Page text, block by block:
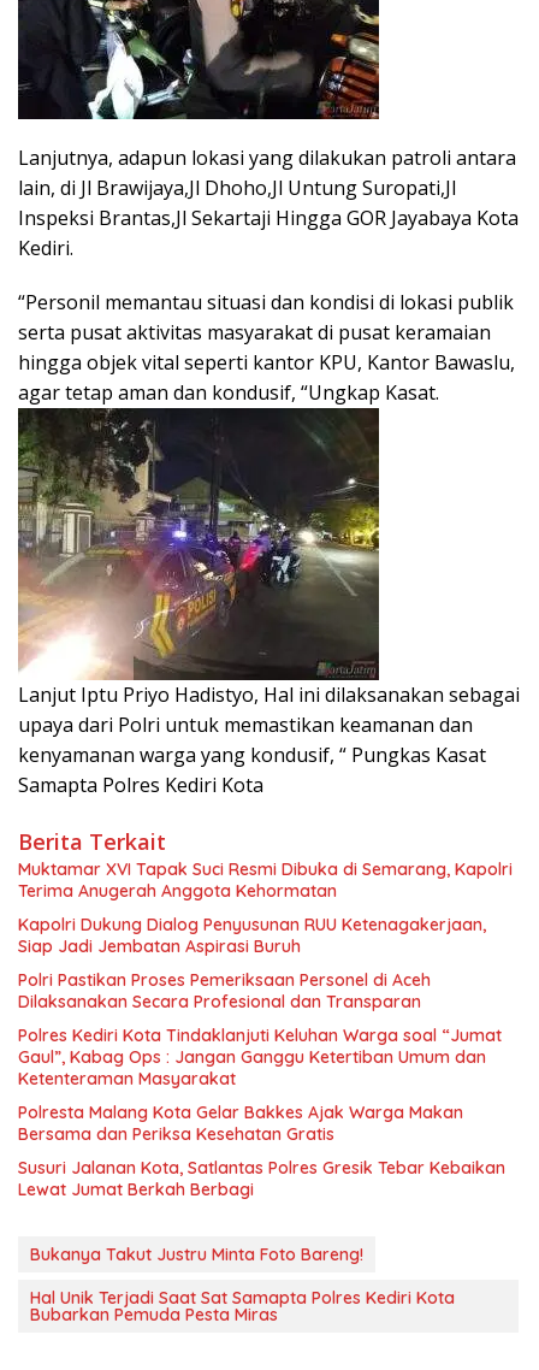
Lanjutnya, adapun lokasi yang dilakukan patroli antara
lain, di Jl Brawijaya,Jl Dhoho,Jl Untung Suropati,Jl
Inspeksi Brantas,Jl Sekartaji Hingga GOR Jayabaya Kota
Kediri.
“Personil memantau situasi dan kondisi di lokasi publik
serta pusat aktivitas masyarakat di pusat keramaian
hingga objek vital seperti kantor KPU, Kantor Bawaslu,
agar tetap aman dan kondusif, “Ungkap Kasat.
Lanjut Iptu Priyo Hadistyo, Hal ini dilaksanakan sebagai
upaya dari Polri untuk memastikan keamanan dan
kenyamanan warga yang kondusif, “ Pungkas Kasat
Samapta Polres Kediri Kota
Berita Terkait
Muktamar XVI Tapak Suci Resmi Dibuka di Semarang, Kapolri
Terima Anugerah Anggota Kehormatan
Kapolri Dukung Dialog Penyusunan RUU Ketenagakerjaan,
Siap Jadi Jembatan Aspirasi Buruh
Polri Pastikan Proses Pemeriksaan Personel di Aceh
Dilaksanakan Secara Profesional dan Transparan
Polres Kediri Kota Tindaklanjuti Keluhan Warga soal “Jumat
Gaul”, Kabag Ops : Jangan Ganggu Ketertiban Umum dan
Ketenteraman Masyarakat
Polresta Malang Kota Gelar Bakkes Ajak Warga Makan
Bersama dan Periksa Kesehatan Gratis
Susuri Jalanan Kota, Satlantas Polres Gresik Tebar Kebaikan
Lewat Jumat Berkah Berbagi
Bukanya Takut Justru Minta Foto Bareng!
Hal Unik Terjadi Saat Sat Samapta Polres Kediri Kota
Bubarkan Pemuda Pesta Miras